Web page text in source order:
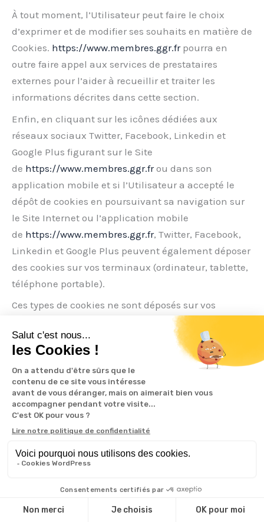
À tout moment, l’Utilisateur peut faire le choix
d’exprimer et de modifier ses souhaits en matière de
Cookies. https://www.membres.ggr.frpourra en
outre faire appel aux services de prestataires
externes pour l’aider à recueillir et traiter les
informations décrites dans cette section.
Enfin, en cliquant sur les icônes dédiées aux
réseaux sociaux Twitter, Facebook, Linkedin et
Google Plus figurant sur le Site
de https://www.membres.ggr.frou dans son
application mobile et si l’Utilisateur a accepté le
dépôt de cookies en poursuivant sa navigation sur
le Site Internet ou l’application mobile
de https://www.membres.ggr.fr, Twitter, Facebook,
Linkedin et Google Plus peuvent également déposer
des cookies sur vos terminaux (ordinateur, tablette,
téléphone portable).
Ces types de cookies ne sont déposés sur vos
terminaux qu’à condition que vous y consentiez, en
continuant votre navigation sur le Site Internet ou
l’application mobile de
https://www.membres.ggr.fr
À tout moment, l’Utilisateur peut néanmoins
revenir sur son consentement à ce
quehttps://www.membres.ggr.fr
cookies.
https://www.membres.ggr.fr
appelées « tags », ou balises d’action, GIF à un
pixel, GIF transparents, GIF invisibles et GIF un à un)